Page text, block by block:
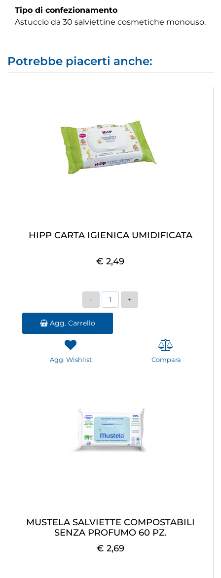
Tipo di confezionamento
Astuccio da 30 salviettine cosmetiche monouso.
Potrebbe piacerti anche:
HIPP CARTA IGIENICA UMIDIFICATA
€ 2,49
Quantità
Agg. Carrello
Agg. Wishlist Compara
MUSTELA SALVIETTE COMPOSTABILI
SENZA PROFUMO 60 PZ.
€ 2,69